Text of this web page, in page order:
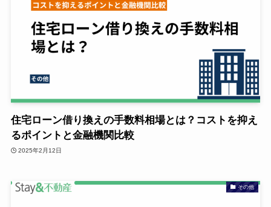
住宅ローン借り換えの手数料相場とは？コストを抑え
るポイントと金融機関比較
2025年2月12日
その他